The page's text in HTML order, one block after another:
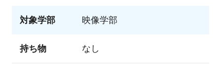
対象学部 映像学部
持ち物 なし